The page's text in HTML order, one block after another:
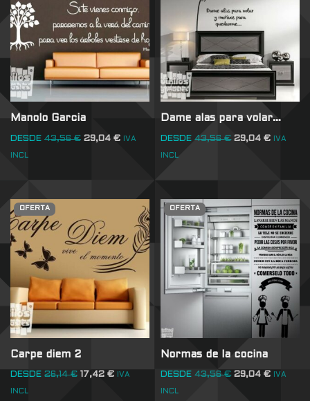
Manolo Garcia
DESDE 43,56€ 29,04 € IVA
INCL
Dame alas para volar…
DESDE 43,56€ 29,04€ IVA
INCL
OFERTA
Carpe diem 2
DESDE 26,14€ 17,42 € IVA
INCL
OFERTA
Normas de la cocina
DESDE 43,56€ 29,04€ IVA
INCL